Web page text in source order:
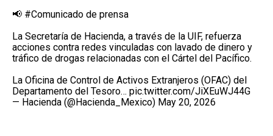
📢 #Comunicado de prensa
La Secretaría de Hacienda, a través de la UIF, refuerza
acciones contra redes vinculadas con lavado de dinero y
tráfico de drogas relacionadas con el Cártel del Pacífico.
La Oficina de Control de Activos Extranjeros (OFAC) del
Departamento del Tesoro… pic.twitter.com/JiXEuWJ44G
— Hacienda (@Hacienda_Mexico) May 20, 2026